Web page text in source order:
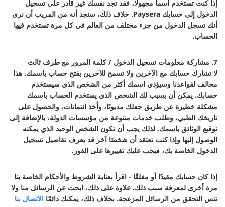
إذا كنت تستخدم اسما مجهولا، فقد تجد نفسك غير قادر على تسجيل
الدخول إلى حسابك Paysera. خلاف ذلك، سنجد أنه من المريب أن نرى
أنك تسجل الدخول من جزء مختلف من العالم في كل مرة تستخدم فيها
الحساب.
7. مشاركة معلومات تسجيل الدخول / كلمة المرور مع طرف ثالث
لا تشارك حسابك مع الآخرين ولا تسمح للآخرين بفتح حساب باسمك. هذا
مخالف لقواعدنا وسيؤذي اسمك أكثر من الشخص الذي سيستخدم
حسابك. يمكن أن يسبب لك الشخص الذي يستخدم الحساب باسمك
مشكلة خطيرة عن طريق جعلك مديونًا، وأخذ ائتمانات، والحصول على
تاريخك الطبي، وطلب خدمات متنوعة من مؤسسات الدولة، بالإضافة إلى
توقيع الوثائق باسمك. لذلك يجب أن تكون الشخص الوحيد الذي يمكنه
الوصول إليها وإذا كنت تعتقد أن شخصًا آخر قد يعرف تفاصيل تسجيل
الدخول الخاصة بك، فيجب عليك تغييرها على الفور.
إذا كان حسابك مقيدًا أو مغلقًا - اقرأ بعناية الشروط والأحكام الخاصة بنا
مرة أخرى لمعرفة سبب ذلك. علاوة على ذلك، ابحث عن الرسائل منا ولا
تنس التحقق من الرسائل المزعجة. بخلاف ذلك، يمكنك دائمًا الاتصال بنا